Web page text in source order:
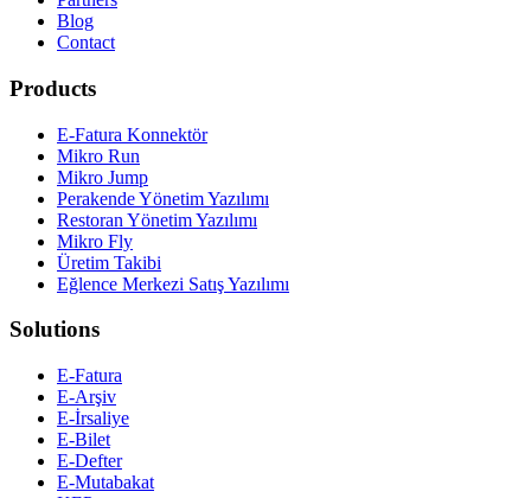
Blog
Contact
Products
E-Fatura Konnektör
Mikro Run
Mikro Jump
Perakende Yönetim Yazılımı
Restoran Yönetim Yazılımı
Mikro Fly
Üretim Takibi
Eğlence Merkezi Satış Yazılımı
Solutions
E-Fatura
E-Arşiv
E-İrsaliye
E-Bilet
E-Defter
E-Mutabakat